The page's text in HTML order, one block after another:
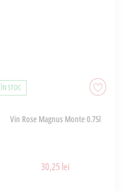
ÎN STOC
Vin Rose Magnus Monte 0.75l
30,25 lei